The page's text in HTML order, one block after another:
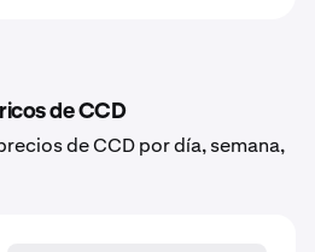
de CCD
de CCD por día, semana,